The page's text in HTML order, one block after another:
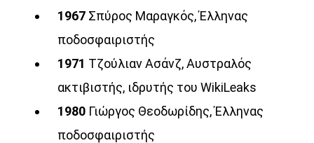
1967 Σπύρος Μαραγκός, Έλληνας
ποδοσφαιριστής
1971 Τζούλιαν Ασάνζ, Αυστραλός
ακτιβιστής, ιδρυτής του WikiLeaks
1980 Γιώργος Θεοδωρίδης, Έλληνας
ποδοσφαιριστής